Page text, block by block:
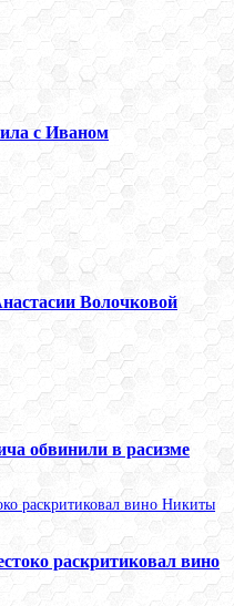
с Иваном
Волочковой
обвинили в расизме
раскритиковал вино